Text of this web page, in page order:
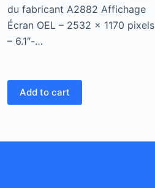
du fabricant A2882 Affichage
Écran OEL – 2532 x 1170 pixels
– 6.1″-…
Add to cart